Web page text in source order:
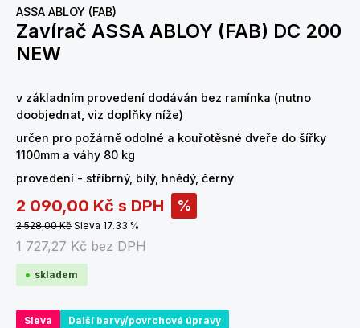
ASSA ABLOY (FAB)
Zavírač ASSA ABLOY (FAB) DC 200
NEW
v základním provedení dodáván bez ramínka (nutno
doobjednat, viz doplňky níže)
určen pro požárně odolné a kouřotěsné dveře do šířky
1100mm a váhy 80 kg
provedení - stříbrný, bílý, hnědý, černý
2 090,00 Kč s DPH %
2 528,00 Kč Sleva 17.33 %
1 727,27 Kč bez DPH
skladem
Sleva Další barvy/povrchové úpravy